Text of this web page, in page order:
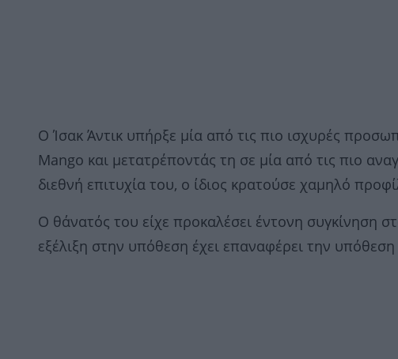
Ο Ίσακ Άντικ υπήρξε μία από τις πιο ισχυρές
Mango και μετατρέποντάς τη σε μία από τις πιο
διεθνή επιτυχία του, ο ίδιος κρατούσε χαμηλό
Ο θάνατός του είχε προκαλέσει έντονη συγκίνηση
εξέλιξη στην υπόθεση έχει επαναφέρει την υπόθεση